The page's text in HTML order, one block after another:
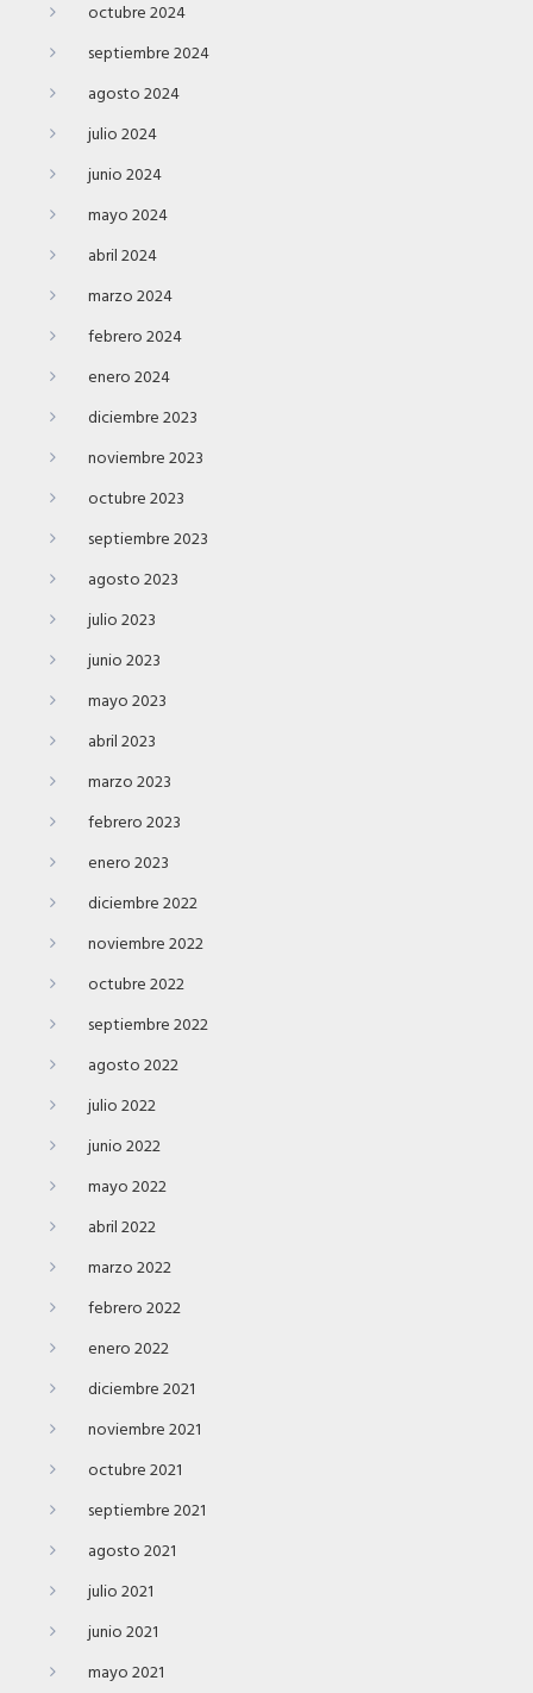
octubre 2024
septiembre 2024
agosto 2024
julio 2024
junio 2024
mayo 2024
abril 2024
marzo 2024
febrero 2024
enero 2024
diciembre 2023
noviembre 2023
octubre 2023
septiembre 2023
agosto 2023
julio 2023
junio 2023
mayo 2023
abril 2023
marzo 2023
febrero 2023
enero 2023
diciembre 2022
noviembre 2022
octubre 2022
septiembre 2022
agosto 2022
julio 2022
junio 2022
mayo 2022
abril 2022
marzo 2022
febrero 2022
enero 2022
diciembre 2021
noviembre 2021
octubre 2021
septiembre 2021
agosto 2021
julio 2021
junio 2021
mayo 2021